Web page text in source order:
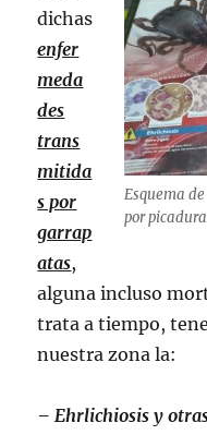
Esquema
por
dichas
enfer
meda
des
trans
mitida
s por
garrap
atas,
alguna incluso
trata a tiempo,
nuestra zona la:
– Ehrlichiosis y